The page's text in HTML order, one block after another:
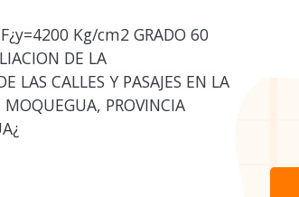
Kg/cm2 GRADO 60
DE LA
LAS CALLES Y PASAJES EN LA
PROVINCIA